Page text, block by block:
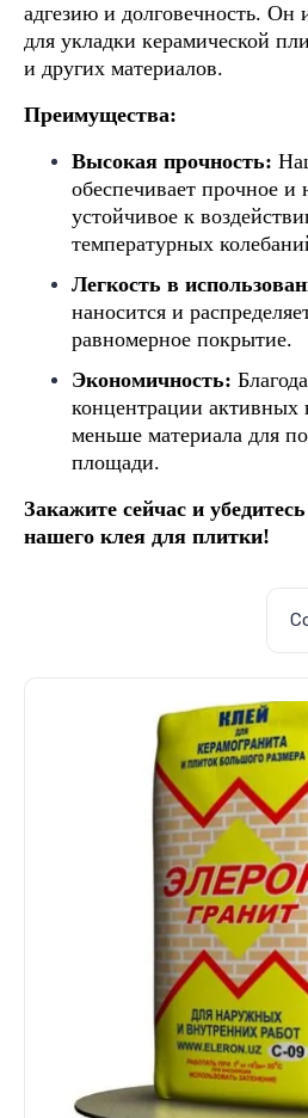
адгезию и долговечность. Он
для укладки керамической
и других материалов.
Преимущества:
Высокая прочность:
обеспечивает прочное и
устойчивое к
температурных
Легкость в
наносится и
равномерное покрытие.
Экономичность:
концентрации активных
меньше материала для
площади.
Закажите сейчас и
нашего клея для плитки!